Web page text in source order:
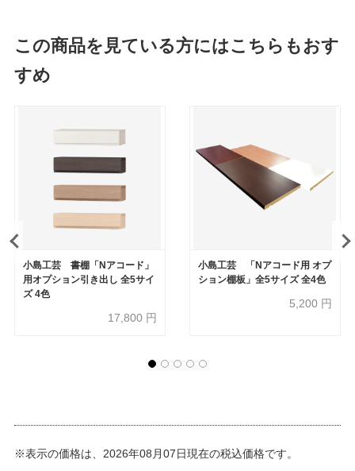
この商品を見ている方にはこちらもおす
すめ
小島工芸 書棚「Nアコード」
用オプション引き出し 全5サイ
ズ 4色
17,800 円
小島工芸 「Nアコード用 オプ
ション棚板」全5サイズ 全4色
5,200 円
※表示の価格は、2026年08月07日現在の税込価格です。